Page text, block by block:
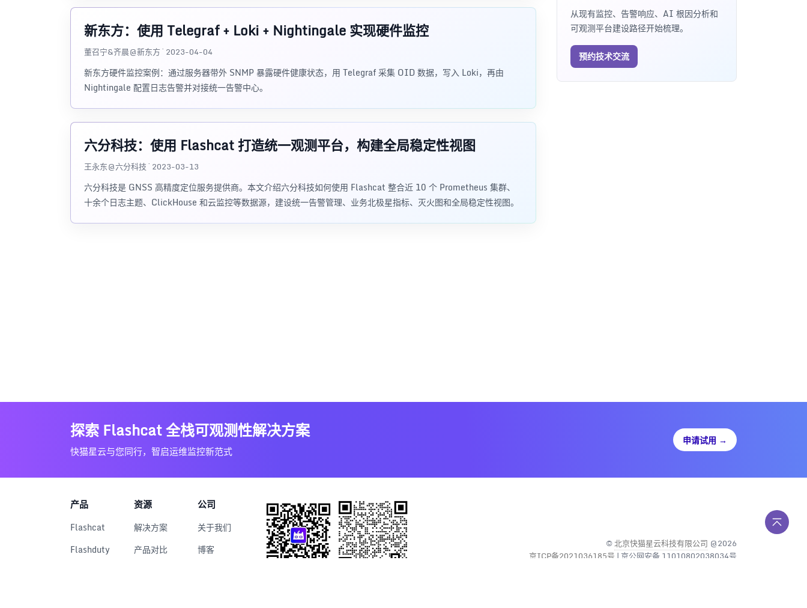
新东方：使用 Telegraf + Loki + Nightingale 实现硬件监控
董召宁&齐晨@新东方 · 2023-04-04
新东方硬件监控案例：通过服务器带外 SNMP 暴露硬件健康状态，用 Telegraf 采集 OID 数据，写入 Loki，再由
Nightingale 配置日志告警并对接统一告警中心。
六分科技：使用 Flashcat 打造统一观测平台，构建全局稳定性视图
王永东@六分科技 · 2023-03-13
六分科技是 GNSS 高精度定位服务提供商。本文介绍六分科技如何使用 Flashcat 整合近 10 个 Prometheus 集群、
十余个日志主题、ClickHouse 和云监控等数据源，建设统一告警管理、业务北极星指标、灭火图和全局稳定性视图。
从现有监控、告警响应、AI 根因分析和
可观测平台建设路径开始梳理。
预约技术交流
探索 Flashcat 全栈可观测性解决方案
快猫星云与您同行，智启运维监控新范式
申请试用 →
产品
Flashcat
Flashduty
资源
解决方案
产品对比
公司
关于我们
博客
©北京快猫星云科技有限公司 @2026
京ICP备2021036185号 | 京公网安备 11010802038034号